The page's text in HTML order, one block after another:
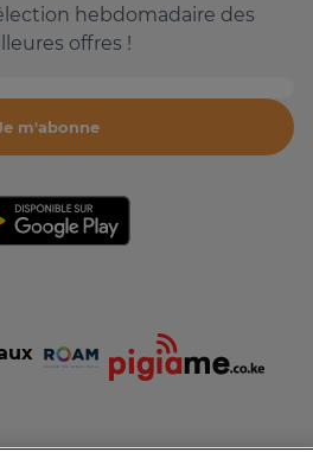
hebdomadaire des
offres !
m'abonne